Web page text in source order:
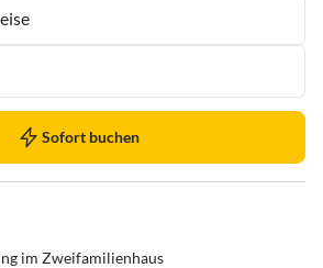
Sofort buchen